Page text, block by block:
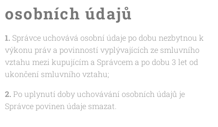
osobních údajů
1. Správce uchovává osobní údaje po dobu nezbytnou k
výkonu práv a povinností vyplývajících ze smluvního
vztahu mezi kupujícím a Správcem a po dobu 3 let od
ukončení smluvního vztahu;
2. Po uplynutí doby uchovávání osobních údajů je
Správce povinen údaje smazat.